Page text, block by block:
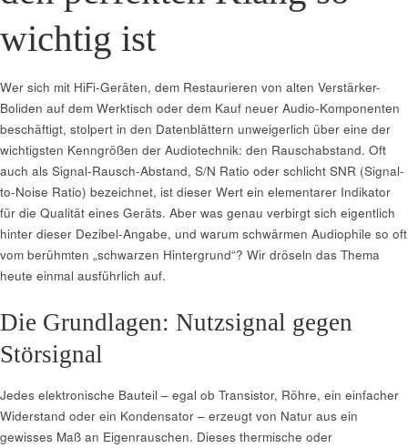
wichtig ist
Wer sich mit HiFi-Geräten, dem Restaurieren von alten Verstärker-
Boliden auf dem Werktisch oder dem Kauf neuer Audio-Komponenten
beschäftigt, stolpert in den Datenblättern unweigerlich über eine der
wichtigsten Kenngrößen der Audiotechnik: den Rauschabstand. Oft
auch als Signal-Rausch-Abstand, S/N Ratio oder schlicht SNR (Signal-
to-Noise Ratio) bezeichnet, ist dieser Wert ein elementarer Indikator
für die Qualität eines Geräts. Aber was genau verbirgt sich eigentlich
hinter dieser Dezibel-Angabe, und warum schwärmen Audiophile so oft
vom berühmten „schwarzen Hintergrund“? Wir dröseln das Thema
heute einmal ausführlich auf.
Die Grundlagen: Nutzsignal gegen
Störsignal
Jedes elektronische Bauteil – egal ob Transistor, Röhre, ein einfacher
Widerstand oder ein Kondensator – erzeugt von Natur aus ein
gewisses Maß an Eigenrauschen. Dieses thermische oder